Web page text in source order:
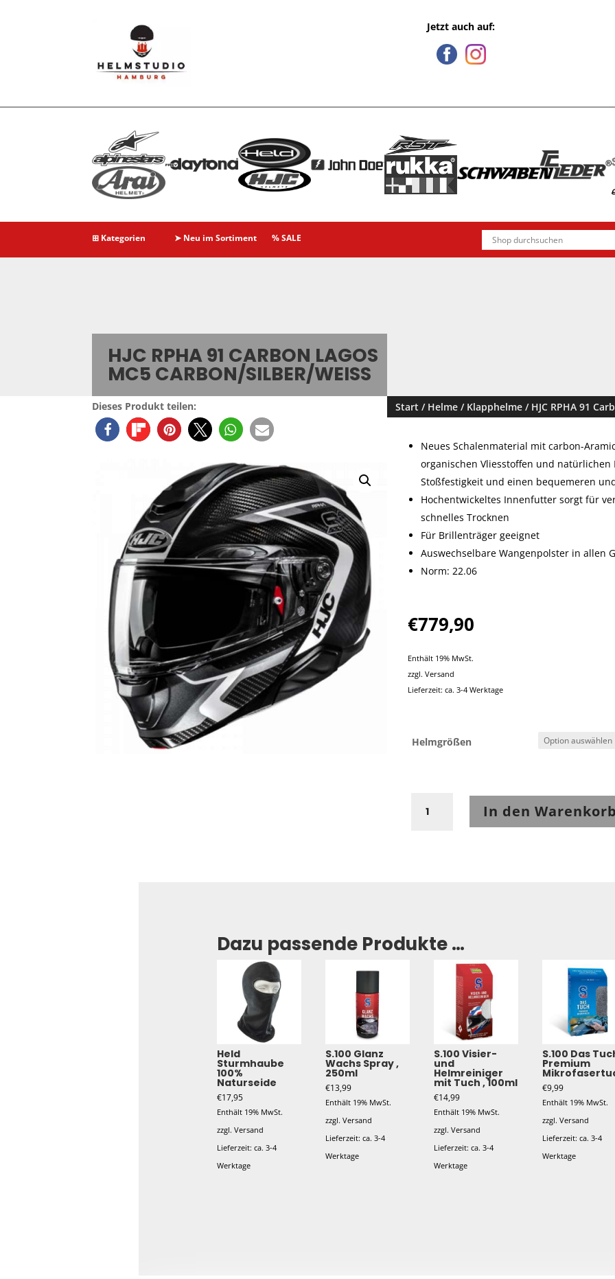
Jetzt auch auf:
⊞ Kategorien ➤ Neu im Sortiment % SALE
HJC RPHA 91 CARBON LAGOS
MC5 CARBON/SILBER/WEISS
Dieses Produkt teilen: Start / Helme / Klapphelme / HJC RPHA 91
Neues Schalenmaterial mit carbon-
organischen Vliesstoffen und
Stoßfestigkeit und einen bequemeren
Hochentwickeltes Innenfutter sorgt für
schnelles Trocknen
Für Brillenträger geeignet
Auswechselbare Wangenpolster in allen
Norm: 22.06
€779,90
Enthält 19% MwSt.
zzgl.Versand
Lieferzeit: ca. 3-4 Werktage
Helmgrößen
RPHA
In den
Dazu passende Produkte …
Held
Sturmhaube
100%
Naturseide
€17,95
Enthält 19% MwSt.
zzgl. Versand
Lieferzeit: ca. 3-4
Werktage
S.100 Glanz
Wachs Spray ,
250ml
€13,99
Enthält 19% MwSt.
zzgl. Versand
Lieferzeit: ca. 3-4
Werktage
S.100 Visier-
und
Helmreiniger
mit Tuch , 100ml
€14,99
Enthält 19% MwSt.
zzgl.Versand
Lieferzeit: ca. 3-4
Werktage
S.100 Das
Premium
€9,99
Enthält 19% MwSt.
zzgl.Versand
Lieferzeit: ca. 3-4
Werktage